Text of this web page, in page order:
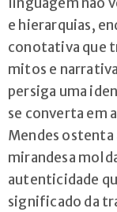
e hierarquias,
conotativa que
mitos e
persiga uma
se converta em
Mendes ostenta
mirandesa
autenticidade
significado da